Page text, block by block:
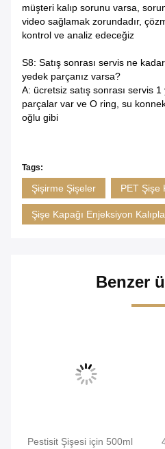
müşteri kalıp sorunu varsa,
video sağlamak zorundadır,
kontrol ve analiz edeceğiz
S8: Satış sonrası servis ne
yedek parçanız varsa?
A: ücretsiz satış sonrası servis
parçalar var ve O ring, su
oğlu gibi
Tags:
Şişirme Şişeler PET Şişe
Şişe Kapağı Enjeksiyon
Benzer
Pestisit Şişesi için 500ml